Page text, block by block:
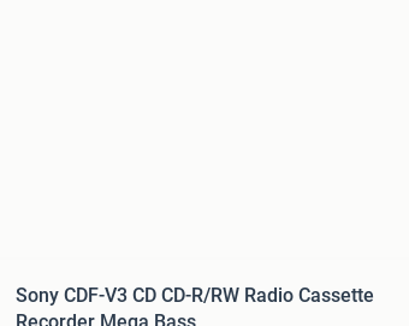
Sony CDF-V3 CD CD-R/RW Radio Cassette